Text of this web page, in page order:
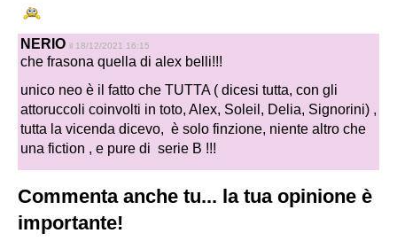
NERIO il 18/12/2021 16:15
che frasona quella di alex belli!!!
unico neo è il fatto che TUTTA ( dicesi tutta, con gli
attoruccoli coinvolti in toto, Alex, Soleil, Delia, Signorini) ,
tutta la vicenda dicevo, è solo finzione, niente altro che
una fiction , e pure di serie B !!!
Commenta anche tu... la tua opinione è
importante!